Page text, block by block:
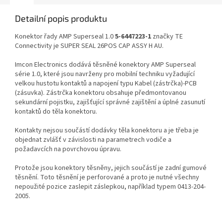
Detailní popis produktu
Konektor řady AMP Superseal 1.05-6447223-1 značky TE
Connectivity je SUPER SEAL 26POS CAP ASSY H AU.
Imcon Electronics dodává těsněné konektory AMP Superseal
série 1.0, které jsou navrženy pro mobilní techniku vyžadující
velkou hustotu kontaktů a napojení typu Kabel (zástrčka)-PCB
(zásuvka). Zástrčka konektoru obsahuje předmontovanou
sekundární pojistku, zajišťující správné zajištění a úplné zasunutí
kontaktů do těla konektoru.
Kontakty nejsou součástí dodávky těla konektoru a je třeba je
objednat zvlášť v závislosti na parametrech vodiče a
požadavcích na povrchovou úpravu.
Protože jsou konektory těsněny, jejich součástí je zadní gumové
těsnění. Toto těsnění je perforované a proto je nutné všechny
nepoužité pozice zaslepit záslepkou, například typem 0413-204-
2005.